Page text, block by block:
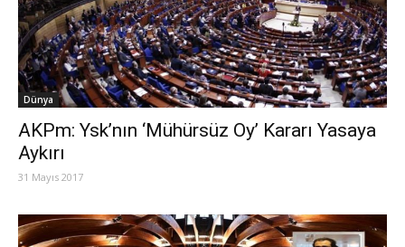
Dünya
AKPm: Ysk’nın ‘Mühürsüz Oy’ Kararı Yasaya
Aykırı
31 Mayıs 2017